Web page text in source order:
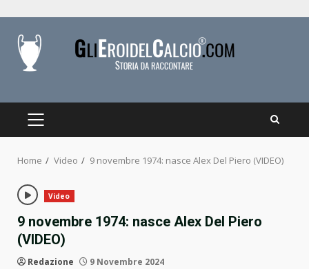
content
PRIMARY
Home Video 9 novembre 1974: nasce Alex Del Piero (VIDEO)
Video
9 novembre 1974: nasce Alex Del Piero
(VIDEO)
Redazione 9 Novembre 2024